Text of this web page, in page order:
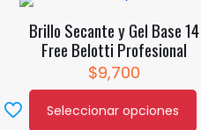
múltiples
variantes.
Las
se
pueden
Brillo Secante y Gel Base 14
Free Belotti Profesional
$9,700
Seleccionar opciones
Este